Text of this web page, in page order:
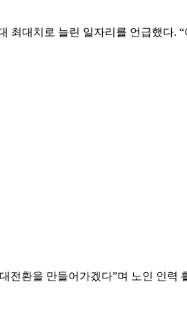
대치로 늘린 일자리를 언급했다.
환을 만들어가겠다”며 노인 인